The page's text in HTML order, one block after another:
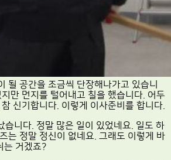
될 공간을 조금씩 단장해나가고 있습니
만 먼지를 털어내고 칠을 했습니다. 어두
신기합니다. 이렇게 이사준비를 합니다.
습니다. 정말 많은 일이 있었네요. 일도 하
는 정말 정신이 없네요. 그래도 이렇게 바
는 거겠죠?